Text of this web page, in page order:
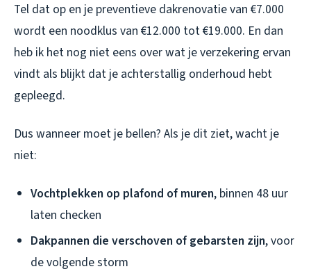
Tel dat op en je preventieve dakrenovatie van €7.000
wordt een noodklus van €12.000 tot €19.000. En dan
heb ik het nog niet eens over wat je verzekering ervan
vindt als blijkt dat je achterstallig onderhoud hebt
gepleegd.
Dus wanneer moet je bellen? Als je dit ziet, wacht je
niet:
Vochtplekken op plafond of muren, binnen 48 uur
laten checken
Dakpannen die verschoven of gebarsten zijn, voor
de volgende storm